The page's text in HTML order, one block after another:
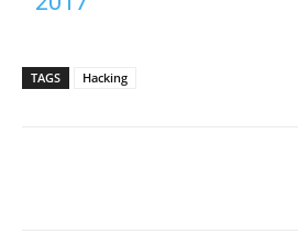
TAGS Hacking